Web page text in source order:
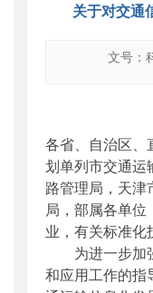
关于对交通
文号：
主题词：
机构分类：科
主题分类：公
公文类型：部
各省、自治区、
划单列市交通运
路管理局，天津
局，部属各单
业，有关标准化
为进一步加
和应用工作的指